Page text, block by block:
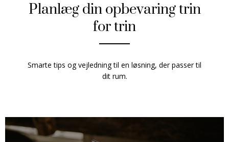
Planlæg din opbevaring trin
for trin
Smarte tips og vejledning til en løsning, der passer til
dit rum.